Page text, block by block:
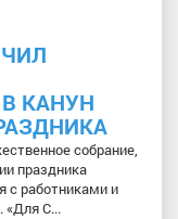
КАНУН
собрание,
праздника
с работниками и
«Для С...